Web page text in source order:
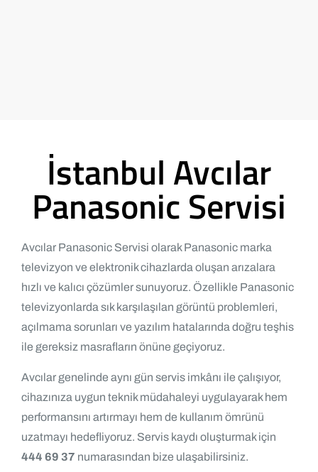
İstanbul Avcılar
Panasonic Servisi
Avcılar Panasonic Servisi olarak Panasonic marka
televizyon ve elektronik cihazlarda oluşan arızalara
hızlı ve kalıcı çözümler sunuyoruz. Özellikle Panasonic
televizyonlarda sık karşılaşılan görüntü problemleri,
açılmama sorunları ve yazılım hatalarında doğru teşhis
ile gereksiz masrafların önüne geçiyoruz.
Avcılar genelinde aynı gün servis imkânı ile çalışıyor,
cihazınıza uygun teknik müdahaleyi uygulayarak hem
performansını artırmayı hem de kullanım ömrünü
uzatmayı hedefliyoruz. Servis kaydı oluşturmak için
444 69 37 numarasından bize ulaşabilirsiniz.